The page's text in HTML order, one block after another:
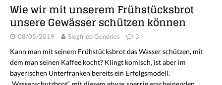
Wie wir mit unserem Frühstücksbrot
unsere Gewässer schützen können
08/05/2019 Siegfried Gendries 3
Kann man mit seinem Frühstücksbrot das Wasser schützen, mit
dem man seinen Kaffee kocht? Klingt komisch, ist aber im
bayerischen Unterfranken bereits ein Erfolgsmodell.